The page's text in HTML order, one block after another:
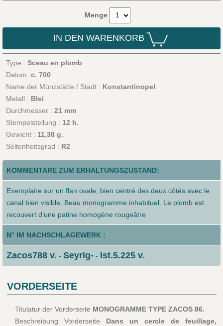
Menge
IN DEN WARENKORB
Type : Sceau en plomb
Datum: c. 700
Name der Münzstätte / Stadt : Konstantinopel
Metall : Blei
Durchmesser : 21 mm
Stempelstellung : 12 h.
Gewicht : 11,38 g.
Seltenheitsgrad : R2
KOMMENTARE ZUM ERHALTUNGSZUSTAND:
Exemplaire sur un flan ovale, bien centré des deux côtés avec le
canal bien visible. Beau monogramme inhabituel. Le plomb est
recouvert d’une patine homogène rougeâtre
N° IM NACHSCHLAGEWERK :
Zacos788 v. - Seyrig-- Ist.5.225 v.
VORDERSEITE
Titulatur der Vorderseite MONOGRAMME TYPE ZACOS 86.
Beschreibung Vorderseite Dans un cercle de feuillage,